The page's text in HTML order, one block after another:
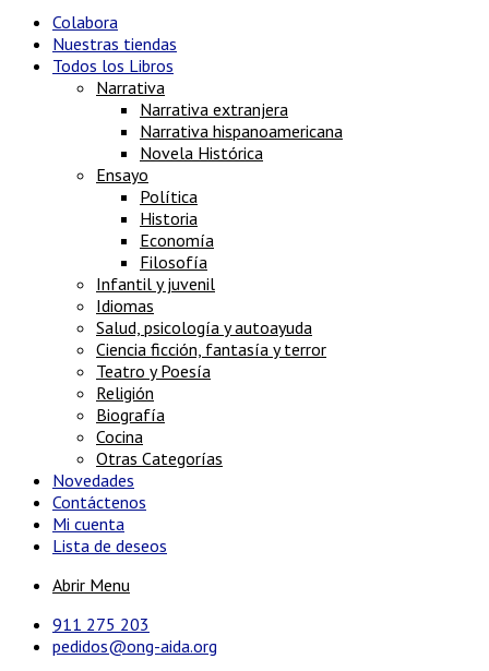
Colabora
Nuestras tiendas
Todos los Libros
Narrativa
Narrativa extranjera
Narrativa hispanoamericana
Novela Histórica
Ensayo
Política
Historia
Economía
Filosofía
Infantil y juvenil
Idiomas
Salud, psicología y autoayuda
Ciencia ficción, fantasía y terror
Teatro y Poesía
Religión
Biografía
Cocina
Otras Categorías
Novedades
Contáctenos
Mi cuenta
Lista de deseos
Abrir Menu
911 275 203
pedidos@ong-aida.org